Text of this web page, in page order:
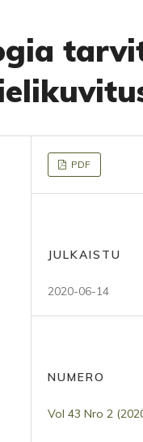
PDF
JULKAISTU
2020-06-14
NUMERO
Vol 43 Nro 2